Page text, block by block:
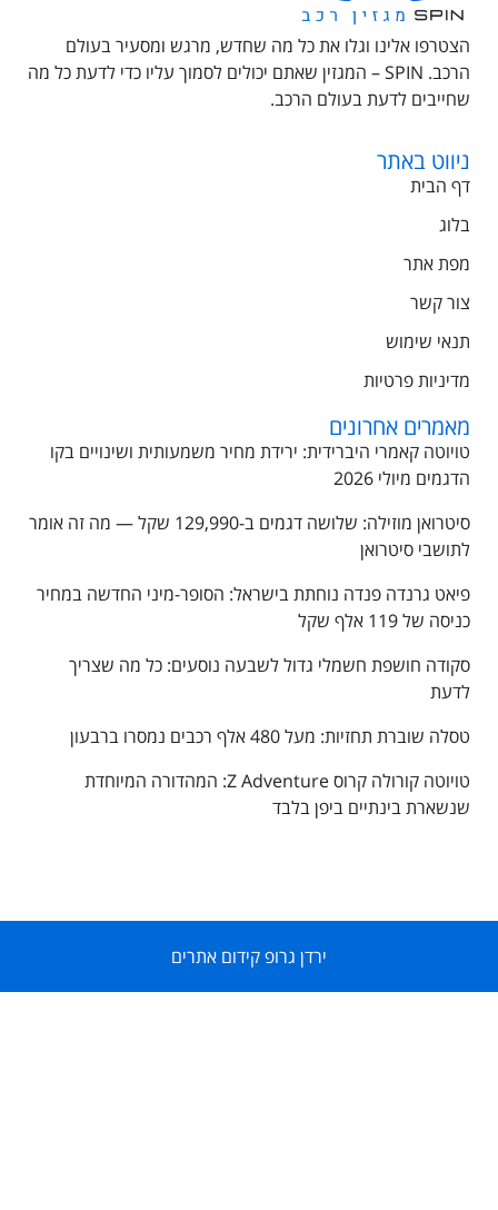
הצטרפו אלינו וגלו את כל מה שחדש, מרגש ומסעיר בעולם
הרכב. SPIN – המגזין שאתם יכולים לסמוך עליו כדי לדעת כל מה
שחייבים לדעת בעולם הרכב.
ניווט באתר
דף הבית
בלוג
מפת אתר
צור קשר
תנאי שימוש
מדיניות פרטיות
מאמרים אחרונים
טויוטה קאמרי היברידית: ירידת מחיר משמעותית ושינויים בקו
הדגמים מיולי 2026
סיטרואן מוזילה: שלושה דגמים ב-129,990 שקל — מה זה אומר
לתושבי סיטרואן
פיאט גרנדה פנדה נוחתת בישראל: הסופר-מיני החדשה במחיר
כניסה של 119 אלף שקל
סקודה חושפת חשמלי גדול לשבעה נוסעים: כל מה שצריך
לדעת
טסלה שוברת תחזיות: מעל 480 אלף רכבים נמסרו ברבעון
טויוטה קורולה קרוס Z Adventure: המהדורה המיוחדת
שנשארת בינתיים ביפן בלבד
ירדן גרופ קידום אתרים